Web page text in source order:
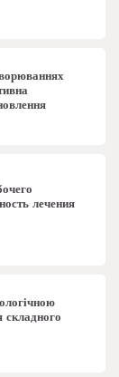
лечения